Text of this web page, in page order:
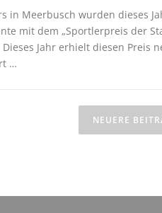
in Meerbusch wurden dieses
mit dem „Sportlerpreis der
Jahr erhielt diesen Preis
…
NEUERE